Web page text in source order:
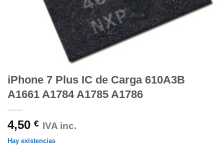
iPhone 7 Plus IC de Carga 610A3B
A1661 A1784 A1785 A1786
4,50 € IVA inc.
Hay existencias